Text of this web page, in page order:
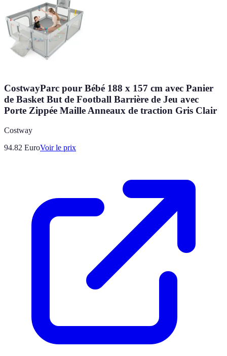
CostwayParc pour Bébé 188 x 157 cm avec Panier
de Basket But de Football Barrière de Jeu avec
Porte Zippée Maille Anneaux de traction Gris Clair
Costway
94.82 EuroVoir le prix